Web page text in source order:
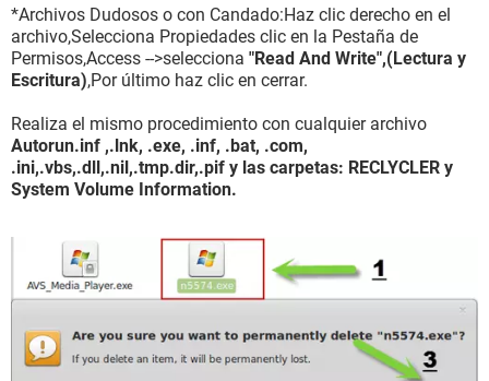
*Archivos Dudosos o con Candado:Haz clic derecho en el
archivo,Selecciona Propiedades clic en la Pestaña de
Permisos,Access -->selecciona "Read And Write",(Lectura y
Escritura),Por último haz clic en cerrar.
Realiza el mismo procedimiento con cualquier archivo
Autorun.inf ,.lnk, .exe, .inf, .bat, .com,
.ini,.vbs,.dll,.nil,.tmp.dir,.pif y las carpetas: RECLYCLER y
System Volume Information.